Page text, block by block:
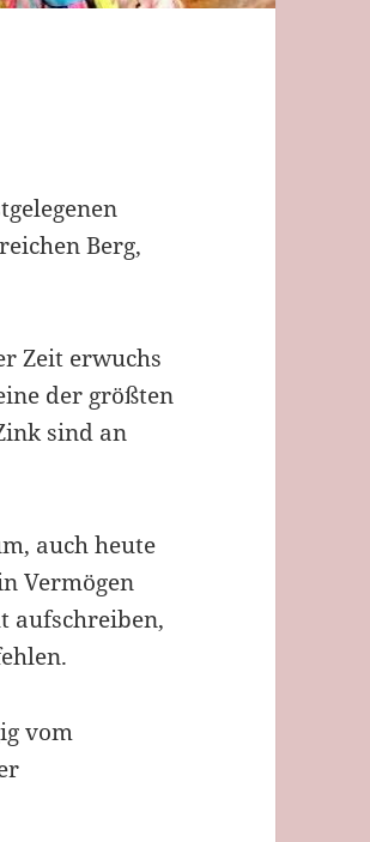
Berg,
Zeit erwuchs
der größten
sind an
auch heute
Vermögen
aufschreiben,
vom